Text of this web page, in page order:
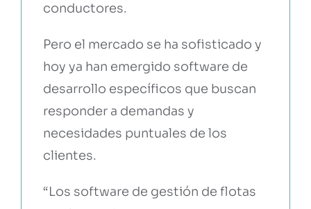
conductores.
Pero el mercado se ha sofisticado y
hoy ya han emergido software de
desarrollo específicos que buscan
responder a demandas y
necesidades puntuales de los
clientes.
“Los software de gestión de flotas